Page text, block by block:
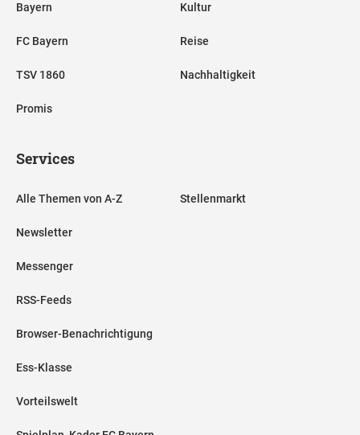
Bayern
FC Bayern
TSV 1860
Promis
Kultur
Reise
Nachhaltigkeit
Services
Alle Themen von A-Z
Newsletter
Messenger
RSS-Feeds
Browser-Benachrichtigung
Ess-Klasse
Vorteilswelt
Stellenmarkt